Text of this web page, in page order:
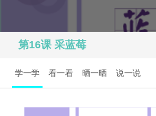
第16课 采蓝莓
学一学 看一看 晒一晒 说一说